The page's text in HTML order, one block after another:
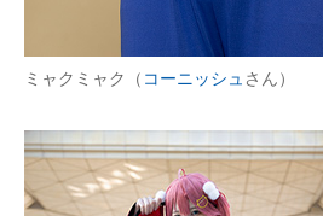
ミャクミャク（ コーニッシュ さん）